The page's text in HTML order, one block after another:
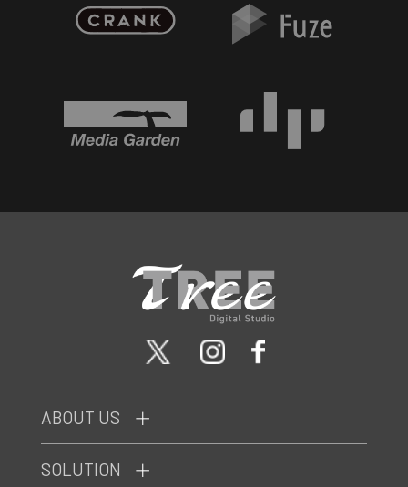
ABOUT US
SOLUTION